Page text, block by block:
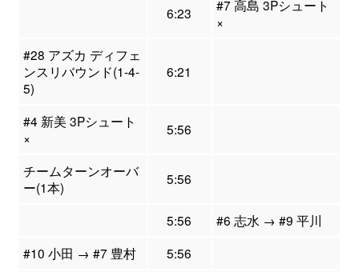
6:23
#7 高島 3Pシュート
×
#28 アズカ ディフェ
ンスリバウンド(1-4-
5)
6:21
#4 新美 3Pシュート
×
5:56
チームターンオーバ
ー(1本)
5:56
5:56
#6 志水 → #9 平川
#10 小田 → #7 豊村
5:56